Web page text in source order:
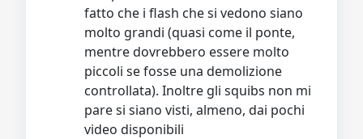
fatto che i flash che si vedono siano
molto grandi (quasi come il ponte,
mentre dovrebbero essere molto
piccoli se fosse una demolizione
controllata). Inoltre gli squibs non mi
pare si siano visti, almeno, dai pochi
video disponibili